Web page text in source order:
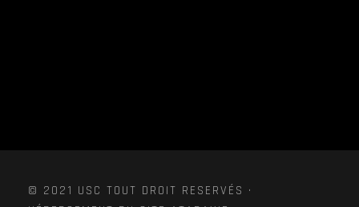
© 2021 USC TOUT DROIT RESERVÉS ·